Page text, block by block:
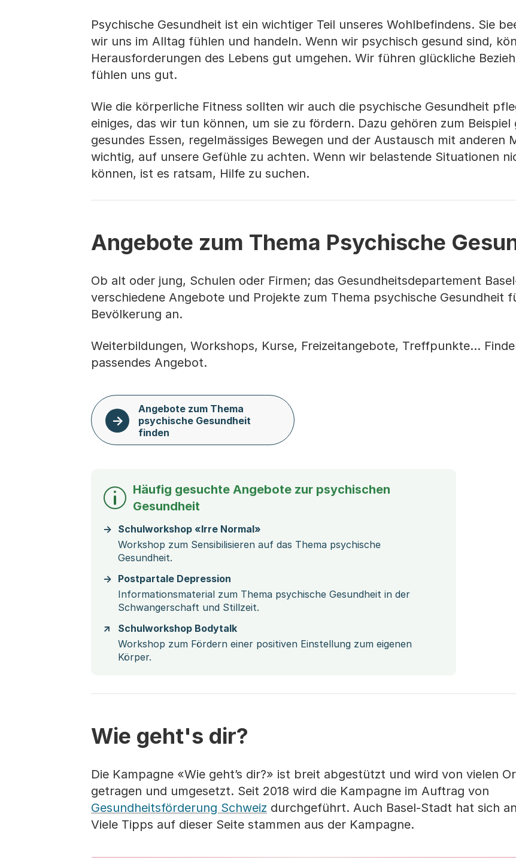
Psychische Gesundheit ist ein wichtiger Teil unseres Wohlbefindens. Sie
wir uns im Alltag fühlen und handeln. Wenn wir psychisch gesund sind,
Herausforderungen des Lebens gut umgehen. Wir führen glückliche
fühlen uns gut.
Wie die körperliche Fitness sollten wir auch die psychische Gesundheit
einiges, das wir tun können, um sie zu fördern. Dazu gehören zum Beispiel
gesundes Essen, regelmässiges Bewegen und der Austausch mit anderen
wichtig, auf unsere Gefühle zu achten. Wenn wir belastende Situationen
können, ist es ratsam, Hilfe zu suchen.
Angebote zum Thema Psychische
Ob alt oder jung, Schulen oder Firmen; das Gesundheitsdepartement
verschiedene Angebote und Projekte zum Thema psychische Gesundheit
Bevölkerung an.
Weiterbildungen, Workshops, Kurse, Freizeitangebote, Treffpunkte...
passendes Angebot.
Angebote zum Thema
psychische Gesundheit
finden
Häufig gesuchte Angebote zur psychischen
Gesundheit
Schulworkshop «Irre Normal»
Workshop zum Sensibilisieren auf das Thema psychische
Gesundheit.
Postpartale Depression
Informationsmaterial zum Thema psychische Gesundheit in der
Schwangerschaft und Stillzeit.
Schulworkshop Bodytalk
Workshop zum Fördern einer positiven Einstellung zum eigenen
Körper.
Wie geht's dir?
Die Kampagne «Wie geht’s dir?» ist breit abgestützt und wird von vielen
getragen und umgesetzt. Seit 2018 wird die Kampagne im Auftrag von
Gesundheitsförderung Schweiz durchgeführt. Auch Basel-Stadt hat sich
Viele Tipps auf dieser Seite stammen aus der Kampagne.